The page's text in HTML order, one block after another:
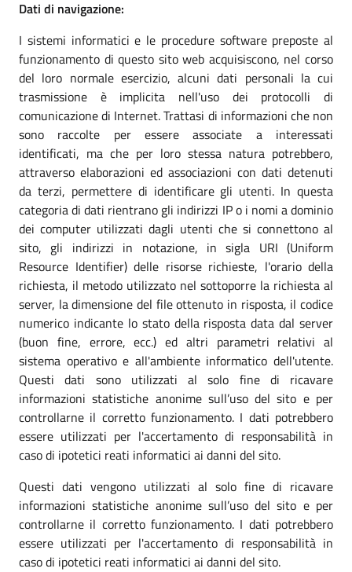
Dati di navigazione:
I sistemi informatici e le procedure software preposte al
funzionamento di questo sito web acquisiscono, nel corso
del loro normale esercizio, alcuni dati personali la cui
trasmissione è implicita nell'uso dei protocolli di
comunicazione di Internet. Trattasi di informazioni che non
sono raccolte per essere associate a interessati
identificati, ma che per loro stessa natura potrebbero,
attraverso elaborazioni ed associazioni con dati detenuti
da terzi, permettere di identificare gli utenti. In questa
categoria di dati rientrano gli indirizzi IP o i nomi a dominio
dei computer utilizzati dagli utenti che si connettono al
sito, gli indirizzi in notazione, in sigla URI (Uniform
Resource Identifier) delle risorse richieste, l'orario della
richiesta, il metodo utilizzato nel sottoporre la richiesta al
server, la dimensione del file ottenuto in risposta, il codice
numerico indicante lo stato della risposta data dal server
(buon fine, errore, ecc.) ed altri parametri relativi al
sistema operativo e all'ambiente informatico dell'utente.
Questi dati sono utilizzati al solo fine di ricavare
informazioni statistiche anonime sull’uso del sito e per
controllarne il corretto funzionamento. I dati potrebbero
essere utilizzati per l'accertamento di responsabilità in
caso di ipotetici reati informatici ai danni del sito.
Questi dati vengono utilizzati al solo fine di ricavare
informazioni statistiche anonime sull’uso del sito e per
controllarne il corretto funzionamento. I dati potrebbero
essere utilizzati per l'accertamento di responsabilità in
caso di ipotetici reati informatici ai danni del sito.